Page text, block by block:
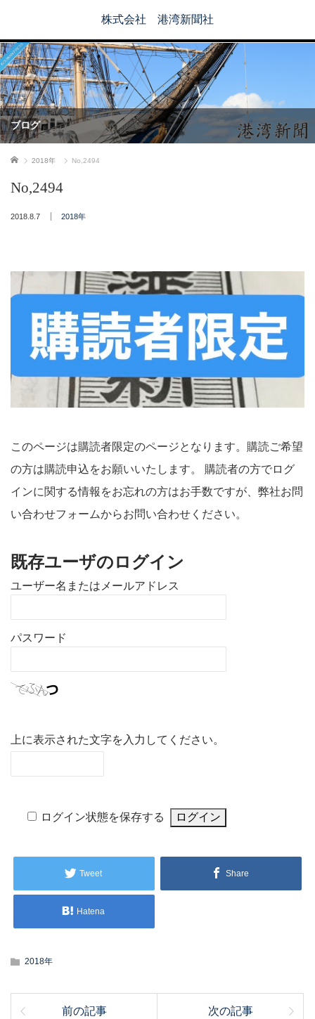
株式会社 港湾新聞社
ブログ
ホーム 2018年 No,2494
No,2494
2018.8.7 2018年
このページは購読者限定のページとなります。購読ご希望
の方は購読申込をお願いいたします。 購読者の方でログ
インに関する情報をお忘れの方はお手数ですが、弊社お問
い合わせフォームからお問い合わせください。
既存ユーザのログイン
ユーザー名またはメールアドレス
パスワード
上に表示された文字を入力してください。
ログイン状態を保存する
Tweet Share
Hatena
2018年
前の記事 次の記事